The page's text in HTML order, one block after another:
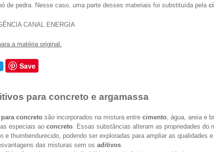
de pedra. Nesse caso, uma parte desses materiais foi substituída pela
CANAL ENERGIA
a matéria original.
Save
para concreto e argamassa
concreto são incorporados na mistura entre cimento, água, areia e
especiais ao concreto. Essas substâncias alteram as propriedades do
e thumbendurecido, podendo ser exploradas para ampliar as qualidades
das misturas sem os aditivos.